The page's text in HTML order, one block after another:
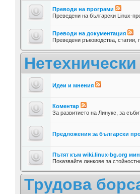
Преводи на програми
Преведени на български Linux-
Преводи на документация
Преведени ръководства, статии,
Идеи и мнения
Коментар
За развитието на Линукс, за
Предложения за български
Пътят към wiki.linux-bg.org
Показвайте линкове за
Трудова